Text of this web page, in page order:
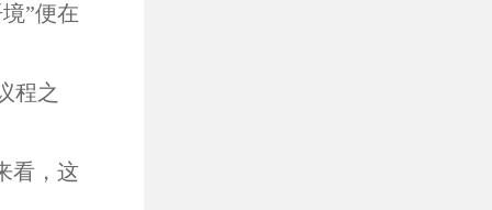
”便在
程之
看，这